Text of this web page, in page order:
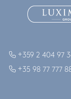
+359 2 404 97
+35 98 77 777